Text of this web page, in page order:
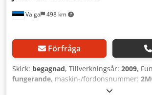
Valga 498 km
Förfråga
Skick: begagnad, Tillverkningsår: 2009,
fungerande, maskin-/fordonsnummer:
, inspänning: